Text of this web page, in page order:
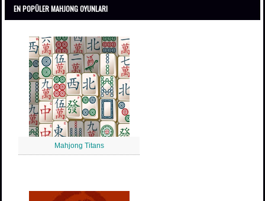
EN POPÜLER MAHJONG OYUNLARI
Mahjong Titans